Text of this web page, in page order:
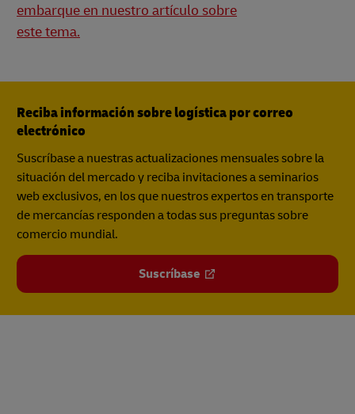
embarque en nuestro artículo sobre
este tema.
Reciba información sobre logística por correo
electrónico
Suscríbase a nuestras actualizaciones mensuales sobre la
situación del mercado y reciba invitaciones a seminarios
web exclusivos, en los que nuestros expertos en transporte
de mercancías responden a todas sus preguntas sobre
comercio mundial.
Suscríbase